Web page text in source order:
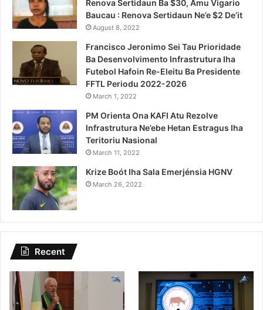
Renova Sertidaun Ba $30, Amu Vigario
Baucau : Renova Sertidaun Ne’e $2 De’it
August 8, 2022
Francisco Jeronimo Sei Tau Prioridade
Ba Desenvolvimento Infrastrutura Iha
Futebol Hafoin Re-Eleitu Ba Presidente
FFTL Periodu 2022-2026
March 1, 2022
PM Orienta Ona KAFI Atu Rezolve
Infrastrutura Ne’ebe Hetan Estragus Iha
Teritoriu Nasional
March 11, 2022
Krize Boót Iha Sala Emerjénsia HGNV
March 26, 2022
Recent